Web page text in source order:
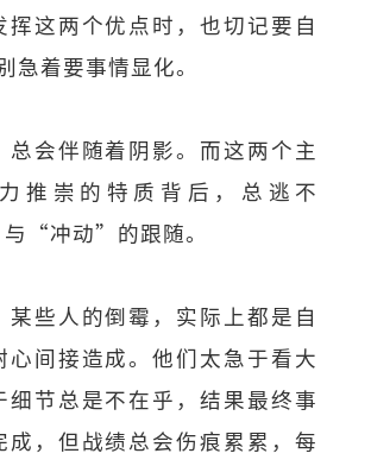
挥这两个优点时，也切记要自
着要事情显化。
总会伴随着阴影。而这两个主
推崇的特质背后，总逃不
“冲动”的跟随。
某些人的倒霉，实际上都是自
心间接造成。他们太急于看大
细节总是不在乎，结果最终事
成，但战绩总会伤痕累累，每